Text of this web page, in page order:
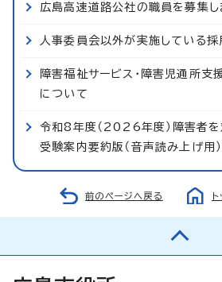
広島高速道路公社の職員を募集し
人事委員会以外が実施している採
障害福祉サービス・障害児通所支
について
令和8年度（2026年度）障害者
受験案内要約版（音声読み上げ用）
前のページへ戻る